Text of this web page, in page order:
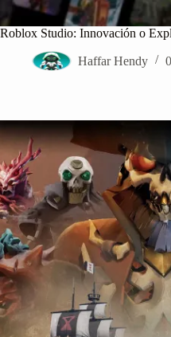
Roblox Studio: Innovación o
Haffar Hendy